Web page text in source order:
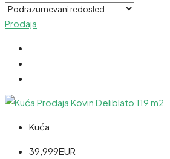
Prodaja
Kuća
39,999EUR